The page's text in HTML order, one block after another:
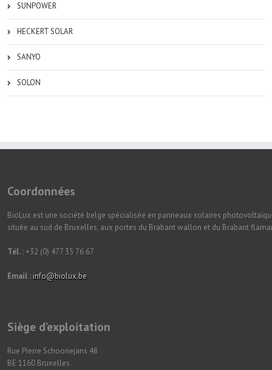
SUNPOWER
HECKERT SOLAR
SANYO
SOLON
Coordonnées
BioLux est une société belge spécialisée en panneaux solaires
située au sud de Bruxelles, aux portes du Brabant wallon et du Brabant
Tél. :+32 (0) 477 35 76 67
Email : info@biolux.be
Siège d’exploitation
Rue Pierre Schoonejans 48
BE 1160 Bruxelles.